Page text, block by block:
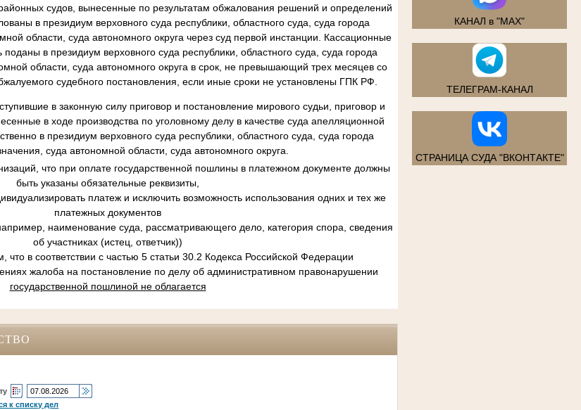
КАНАЛ в "MAX"
ТЕЛЕГРАМ-КАНАЛ
СТРАНИЦА СУДА "ВКОНТАКТЕ"
судов, вынесенные по результатам обжалования решений и определений
в президиум верховного суда республики, областного суда, суда города
области, суда автономного округа через суд первой инстанции. Кассационные
в президиум верховного суда республики, областного суда, суда города
области, суда автономного округа в срок, не превышающий трех месяцев со
судебного постановления, если иные сроки не установлены ГПК РФ.
в законную силу приговор и постановление мирового судьи, приговор и
в ходе производства по уголовному делу в качестве суда апелляционной
в президиум верховного суда республики, областного суда, суда города
суда автономной области, суда автономного округа.
что при оплате государственной пошлины в платежном документе должны
быть указаны обязательные реквизиты,
платеж и исключить возможность использования одних и тех же
платежных документов
наименование суда, рассматривающего дело, категория спора, сведения
об участниках (истец, ответчик))
в соответствии с частью 5 статьи 30.2 Кодекса Российской Федерации
жалоба на постановление по делу об административном правонарушении
государственной пошлиной не облагается
к списку дел